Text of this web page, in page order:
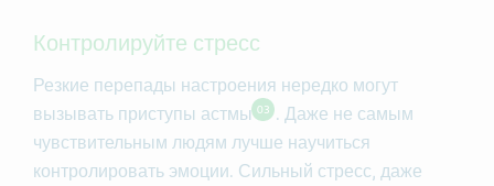
Контролируйте стресс
Резкие перепады настроения нередко могут
вызывать приступы астмы 03 . Даже не самым
чувствительным людям лучше научиться
контролировать эмоции. Сильный стресс, даже